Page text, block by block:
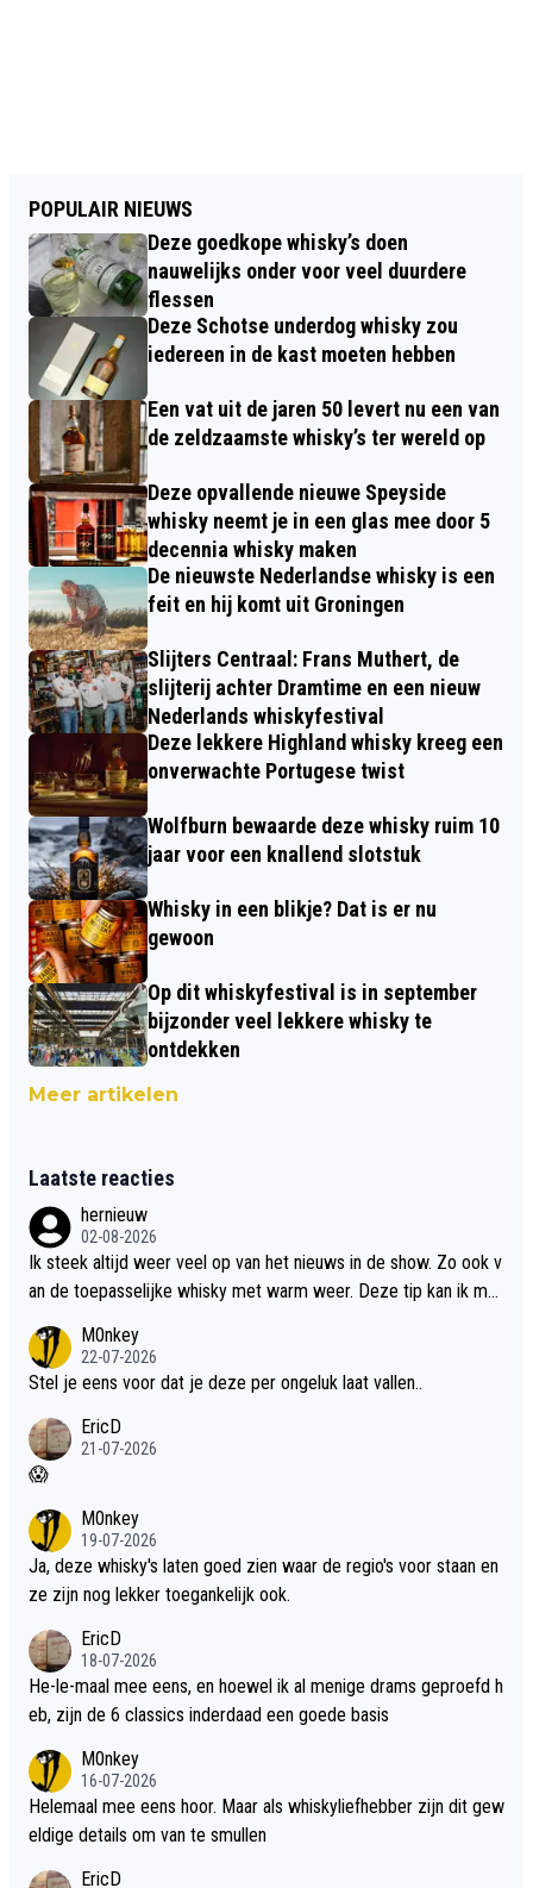
POPULAIR NIEUWS
Deze goedkope whisky’s doen
nauwelijks onder voor veel duurdere
flessen
Deze Schotse underdog whisky zou
iedereen in de kast moeten hebben
Een vat uit de jaren 50 levert nu een van
de zeldzaamste whisky’s ter wereld op
Deze opvallende nieuwe Speyside
whisky neemt je in een glas mee door 5
decennia whisky maken
De nieuwste Nederlandse whisky is een
feit en hij komt uit Groningen
Slijters Centraal: Frans Muthert, de
slijterij achter Dramtime en een nieuw
Nederlands whiskyfestival
Deze lekkere Highland whisky kreeg een
onverwachte Portugese twist
Wolfburn bewaarde deze whisky ruim 10
jaar voor een knallend slotstuk
Whisky in een blikje? Dat is er nu
gewoon
Op dit whiskyfestival is in september
bijzonder veel lekkere whisky te
ontdekken
Meer artikelen
Laatste reacties
hernieuw
02-08-2026
Ik steek altijd weer veel op van het nieuws in de show. Zo ook v
an de toepasselijke whisky met warm weer. Deze tip kan ik met
M0nkey
22-07-2026
Stel je eens voor dat je deze per ongeluk laat vallen..
EricD
21-07-2026
😱
M0nkey
19-07-2026
Ja, deze whisky's laten goed zien waar de regio's voor staan en
ze zijn nog lekker toegankelijk ook.
EricD
18-07-2026
He-le-maal mee eens, en hoewel ik al menige drams geproefd h
eb, zijn de 6 classics inderdaad een goede basis
M0nkey
16-07-2026
Helemaal mee eens hoor. Maar als whiskyliefhebber zijn dit gew
eldige details om van te smullen
EricD